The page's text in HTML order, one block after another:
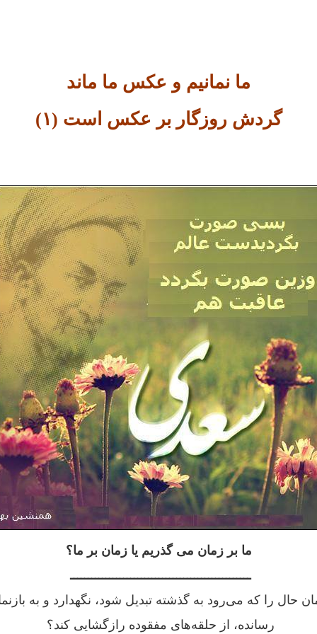
ما نمانیم و عکس ما ماند
گردش روزگار بر عکس است (۱)
ما بر زمان می گذریم یا زمان بر ما؟
ـــــــــــــــــــــــــــــــــــــــــــــــــــ
حال را که می‌رود به گذشته تبدیل شود، نگهدارد و به
رسانده، از حلقه‌های مفقوده رازگشایی کند؟